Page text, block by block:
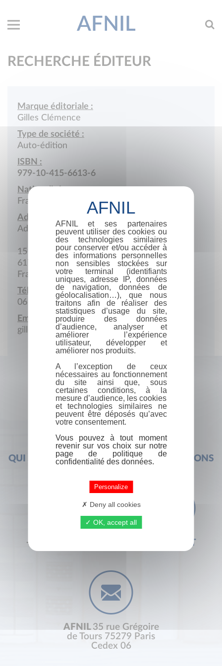
AFNIL
RECHERCHE ÉDITEUR
Marque éditoriale :
Gilles Clémence
Type de société :
Auto-édition
ISBN :
979-10-415-6613-6
Nationalité :
France
Adresse :
Adresse postale
15 de Ceaucé
61700 Avrilly
France
Téléphone portable :
06 41 56 52 64
Email :
gillesleroy1828@yahoo.fr
QUI SOMMES-NOUS ? FOIRE AUX QUESTIONS
+33 (0) 1 44 41 29 19 CONTACT
AFNIL 35 rue Grégoire
de Tours 75279 Paris
Cedex 06
AFNIL et ses partenaires
peuvent utiliser des cookies ou
des technologies similaires
pour conserver et/ou accéder à
des informations personnelles
non sensibles stockées sur
votre terminal (identifiants
uniques, adresse IP, données
de navigation, données de
géolocalisation…), que nous
traitons afin de réaliser des
statistiques d’usage du site,
produire des données
d’audience, analyser et
améliorer l’expérience
utilisateur, développer et
améliorer nos produits.
A l’exception de ceux
nécessaires au fonctionnement
du site ainsi que, sous
certaines conditions, à la
mesure d’audience, les cookies
et technologies similaires ne
peuvent être déposés qu’avec
votre consentement.
Vous pouvez à tout moment
revenir sur vos choix sur notre
page de politique de
confidentialité des données.
Personalize
Deny all cookies
OK, accept all